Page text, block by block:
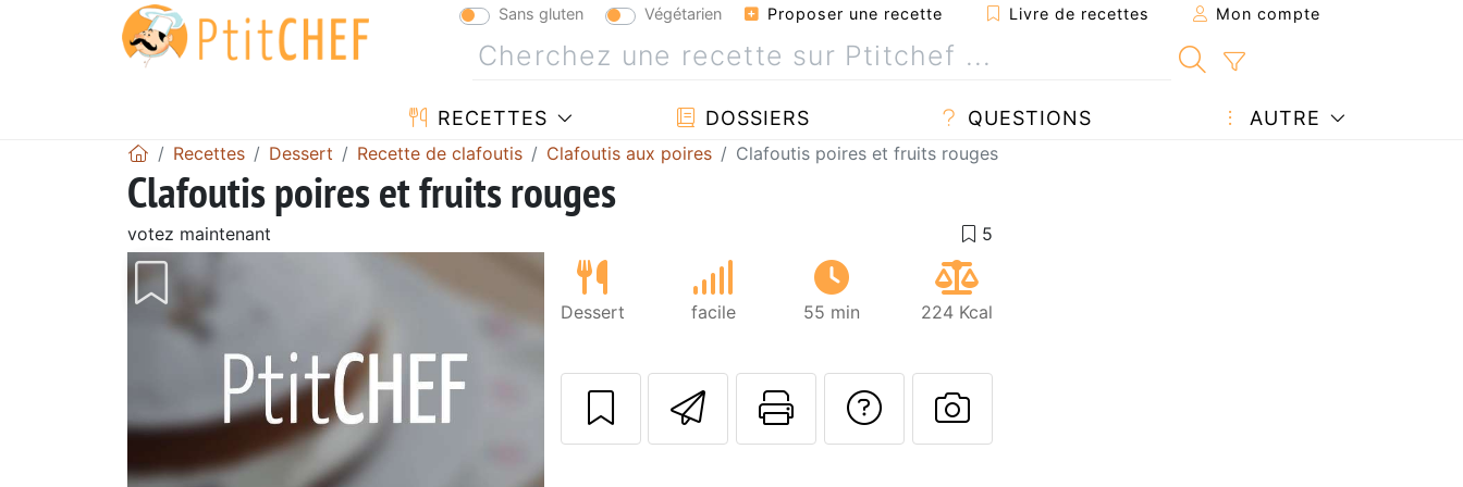
Sans gluten Végétarien Proposer une recette Livre de recettes Mon compte
RECETTES DOSSIERS QUESTIONS AUTRE
Recettes Dessert Recette de clafoutis Clafoutis aux poires Clafoutis poires et fruits rouges
Clafoutis poires et fruits rouges
votez maintenant
Dessert facile 55 min 224 Kcal
Envoyer cette recette à un ami
Imprimer cette page
Poser une question à l'auteur
Publier votre photo de cette